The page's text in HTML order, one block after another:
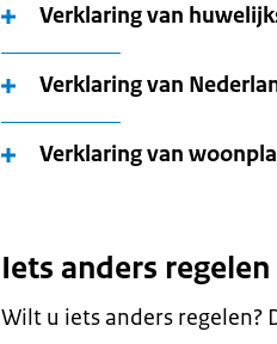
Verklaring van
Verklaring van
Verklaring van
Iets anders regelen
Wilt u iets anders regelen?